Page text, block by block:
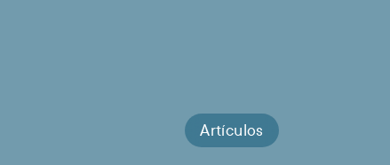
Artículos